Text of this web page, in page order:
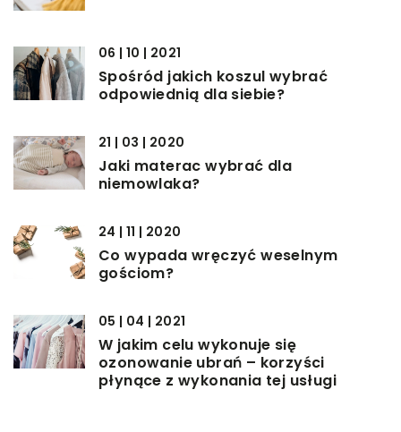
06 | 10 | 2021
Spośród jakich koszul wybrać
odpowiednią dla siebie?
21 | 03 | 2020
Jaki materac wybrać dla
niemowlaka?
24 | 11 | 2020
Co wypada wręczyć weselnym
gościom?
05 | 04 | 2021
W jakim celu wykonuje się
ozonowanie ubrań – korzyści
płynące z wykonania tej usługi